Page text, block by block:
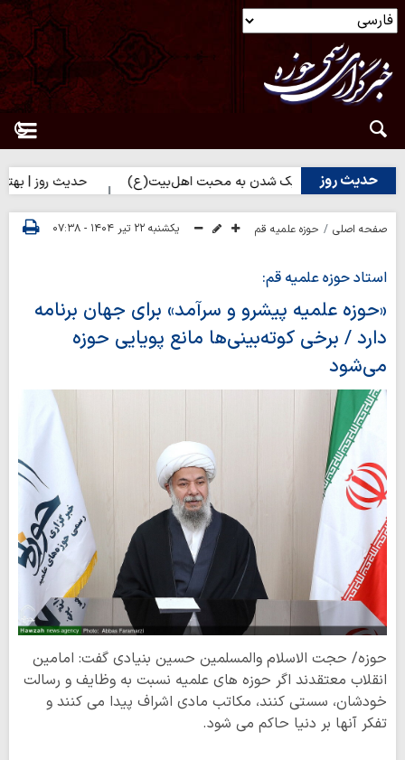
حدیث روز
راه نزدیک شدن به محبت اهل‌بیت(ع) حدیث روز | بهترین سرمایه
صفحه اصلی حوزه علمیه قم یکشنبه ۲۲ تیر ۱۴۰۴ - ۰۷:۳۸
استاد حوزه علمیه قم:
«حوزه علمیه پیشرو و سرآمد» برای جهان برنامه
دارد / برخی کوته‌بینی‌ها مانع پویایی حوزه
می‌شود
حوزه/ حجت الاسلام والمسلمین حسین بنیادی گفت: امامین
انقلاب معتقدند اگر حوزه های علمیه نسبت به وظایف و رسالت
خودشان، سستی کنند، مکاتب مادی اشراف پیدا می کنند و
تفکر آنها بر دنیا حاکم می شود.